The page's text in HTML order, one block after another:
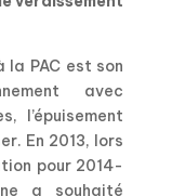
la PAC est son
avec
l’épuisement
En 2013, lors
pour 2014-
a souhaité